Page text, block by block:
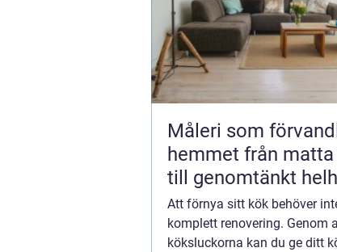
Måleri som
hemmet från matta väggar
till genomtänkt
Att förnya sitt kök behöver
komplett renovering. Genom
köksluckorna kan du ge ditt